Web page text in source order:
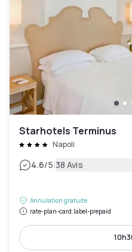
Starhotels Terminus
Napoli
4.6/5|38 Avis
Annulation gratuite
rate-plan-card.label-prepaid